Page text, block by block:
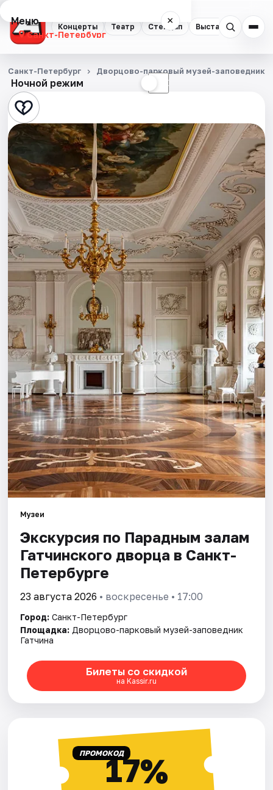
Концерты Театр Стендап Выставки
Меню ×
Санкт-Петербург
Концерты
Театр
Стендап
Выставки
Квесты
Экскурсии
Спорт
События
Города
Площадки
Артисты
Рейтинги
Ночной режим ☾
Санкт-Петербург Дворцово-парковый музей-заповедник
Музеи
Экскурсия по Парадным залам
Гатчинского дворца в Санкт-
Петербурге
23 августа 2026 • воскресенье • 17:00
Город: Санкт-Петербург
Площадка: Дворцово-парковый музей-заповедник
Гатчина
Билеты со скидкой
на Kassir.ru
ПРОМОКОД17%